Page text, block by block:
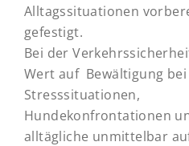
Alltagssituationen
gefestigt.
Bei der
Wert auf Bewältigung bei
Stresssituationen,
Hundekonfrontationen
alltägliche unmittelbar